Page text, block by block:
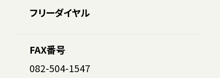
フリーダイヤル
FAX番号
082-504-1547